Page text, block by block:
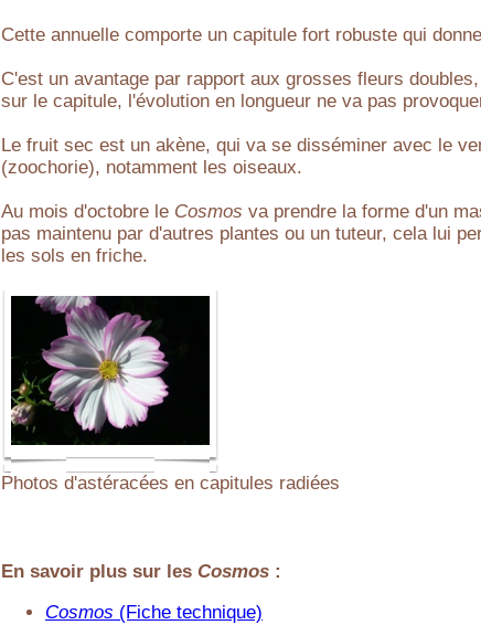
Cette annuelle comporte un capitule fort robuste qui
C'est un avantage par rapport aux grosses fleurs
sur le capitule, l'évolution en longueur ne va pas
Le fruit sec est un akène, qui va se disséminer avec le
(zoochorie), notamment les oiseaux.
Au mois d'octobre le Cosmos va prendre la forme d'un
pas maintenu par d'autres plantes ou un tuteur, cela lui
les sols en friche.
Photos d'astéracées en capitules radiées
En savoir plus sur les Cosmos :
Cosmos (Fiche technique)